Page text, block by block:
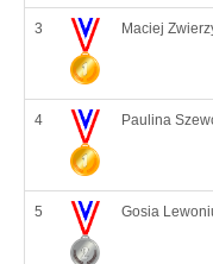
3 Maciej
4 Paulina
5 Gosia